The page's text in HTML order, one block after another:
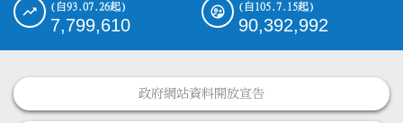
(自93.07.26起)
7,799,610
(自105.7.15起)
90,392,992
政府網站資料開放宣告